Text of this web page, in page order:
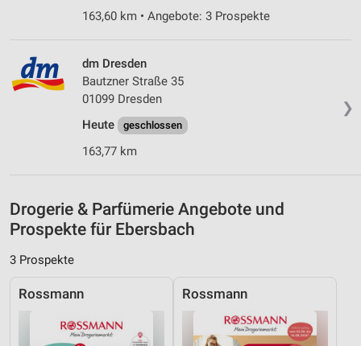
163,60 km • Angebote: 3 Prospekte
❯
dm Dresden
Bautzner Straße 35
01099 Dresden
Heute
geschlossen
163,77 km
Drogerie & Parfümerie Angebote und
Prospekte für Ebersbach
3 Prospekte
Rossmann Rossmann
Kombinationen von Daten aus verschiedenen
Entwicklung und Verbesserung der Angebote
Verwendung reduzierter Daten zur Auswahl von
Informationen identifizieren
Nicht-IAB-Verarbeitungszwecke:
Notwendig
Performance
Funktional